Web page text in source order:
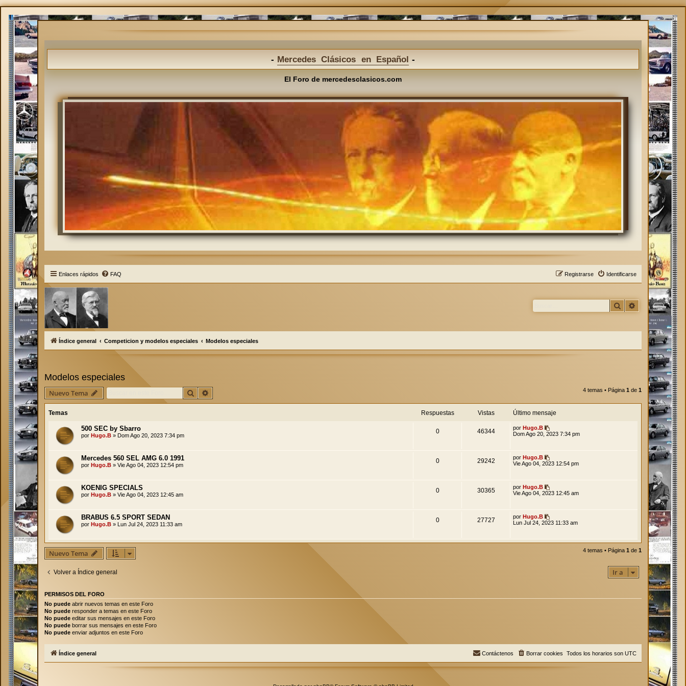
Mercedes Clásicos en Español
El Foro de mercedesclasicos.com
Enlaces rápidos FAQ Identificarse
Registrarse
Buscar Búsqueda
Índice general Competicion y modelos especiales Modelos especiales
Modelos especiales
Nuevo Tema Buscar 4 temas • Página 1 de 1
Temas Respuestas Vistas Último mensaje
500 SEC by Sbarro
por Hugo.B » Dom Ago 20, 2023 7:34 pm
0 46344 por Hugo.B
Dom Ago 20, 2023 7:34 pm
Mercedes 560 SEL AMG 6.0 1991
por Hugo.B » Vie Ago 04, 2023 12:54 pm
0 29242 por Hugo.B
Vie Ago 04, 2023 12:54 pm
KOENIG SPECIALS
por Hugo.B » Vie Ago 04, 2023 12:45 am
0 30365 por Hugo.B
Vie Ago 04, 2023 12:45 am
BRABUS 6.5 SPORT SEDAN
por Hugo.B » Lun Jul 24, 2023 11:33 am
0 27727 por Hugo.B
Lun Jul 24, 2023 11:33 am
Nuevo Tema 4 temas • Página 1 de 1
Volver a Índice general Ir a
PERMISOS DEL FORO
No puede abrir nuevos temas en este Foro
No puede responder a temas en este Foro
No puede editar sus mensajes en este Foro
No puede borrar sus mensajes en este Foro
No puede enviar adjuntos en este Foro
Índice general Todos los horarios son UTC
Borrar cookies
Contáctenos